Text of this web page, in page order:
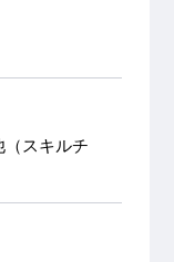
スキルチ